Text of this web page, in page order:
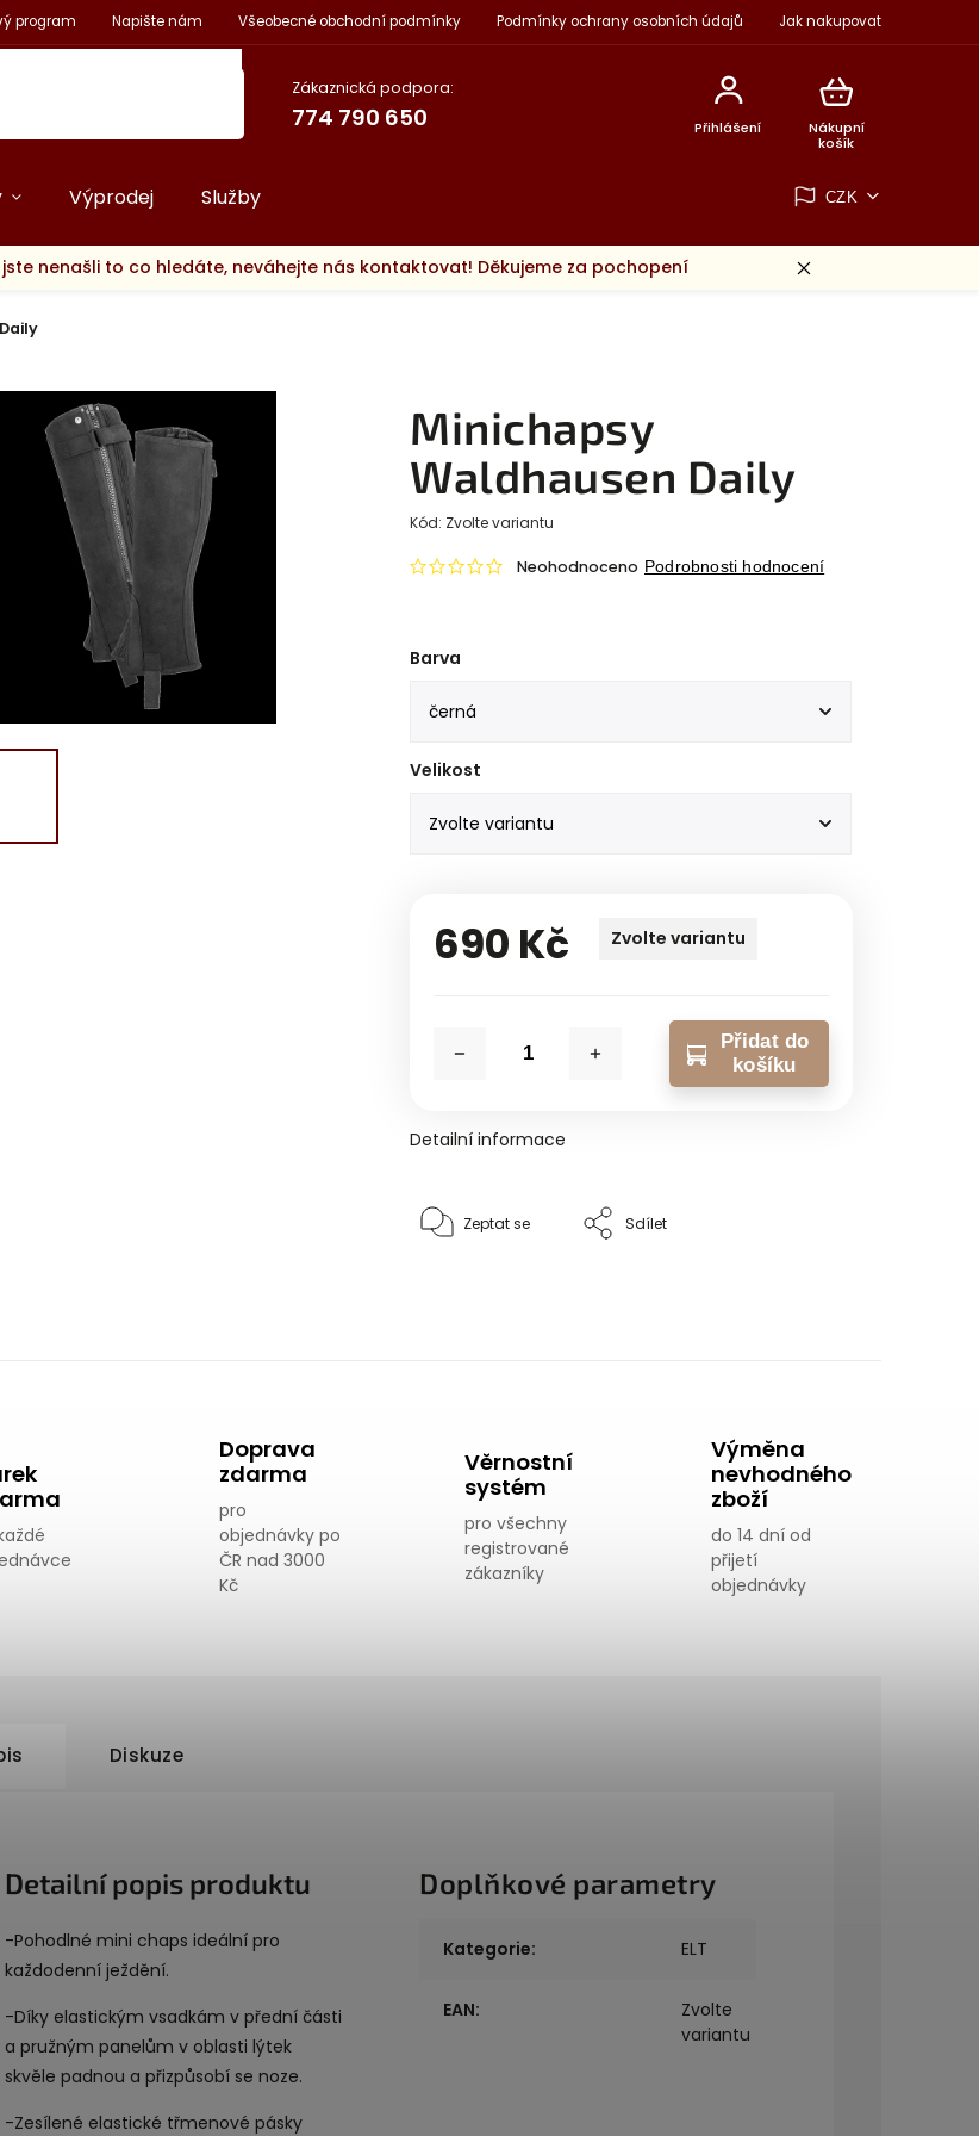
program Napište nám Všeobecné obchodní podmínky Podmínky ochrany osobních údajů Jak nakupovat
Zákaznická podpora:
774 790 650
Nákupní
košík
Přihlášení
CZK
Výprodej Služby
nenašli to co hledáte, neváhejte nás kontaktovat! Děkujeme za pochopení
Minichapsy
Waldhausen Daily
Kód: Zvolte variantu
Neohodnoceno Podrobnosti hodnocení
Barva
Velikost
690 Kč Zvolte variantu
Přidat do
košíku
Detailní informace
Zeptat se Sdílet
Doprava
zdarma
pro
objednávky po
ČR nad 3000
Kč
Věrnostní
systém
pro všechny
registrované
zákazníky
Výměna
nevhodného
zboží
do 14 dní od
přijetí
objednávky
Diskuze
Detailní popis produktu
-Pohodlné mini chaps ideální pro
každodenní ježdění.
-Díky elastickým vsadkám v přední části
a pružným panelům v oblasti lýtek
skvěle padnou a přizpůsobí se noze.
-Zesílené elastické třmenové pásky
Doplňkové parametry
Kategorie: ELT
EAN:
Zvolte
variantu